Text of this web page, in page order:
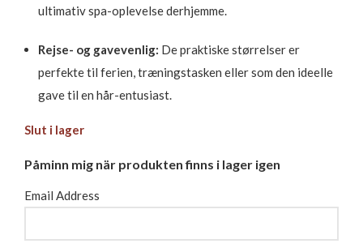
ultimativ spa-oplevelse derhjemme.
Rejse- og gavevenlig: De praktiske størrelser er
perfekte til ferien, træningstasken eller som den ideelle
gave til en hår-entusiast.
Slut i lager
Påminn mig när produkten finns i lager igen
Email Address